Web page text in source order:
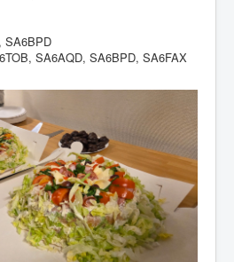
SA6BPD
SA6AQD, SA6BPD, SA6FAX